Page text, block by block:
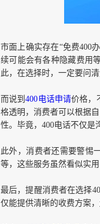
市面上确实存在“免费400
续可能会有各种隐藏费用
此，在选择时，一定要问
而说到400电话申请价格，
格透明，消费者可以根据
性。毕竟，400电话不仅是
此外，消费者还需要警惕
等，这些服务虽然看似实
最后，提醒消费者在选择
仅能提供清晰的收费方案